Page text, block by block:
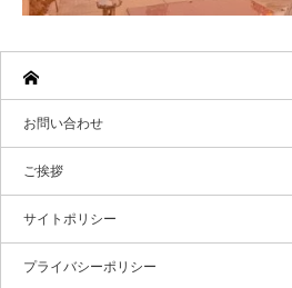
お問い合わせ
ご挨拶
サイトポリシー
プライバシーポリシー